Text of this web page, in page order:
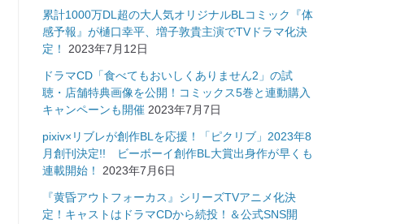
累計1000万DL超の大人気オリジナルBLコミック『体
感予報』が樋口幸平、増子敦貴主演でTVドラマ化決
定！
2023年7月12日
ドラマCD「食べてもおいしくありません2」の試
聴・店舗特典画像を公開！コミックス5巻と連動購入
キャンペーンも開催 2023年7月7日
pixiv×リブレが創作BLを応援！「ピクリブ」2023年8
月創刊決定!! ビーボーイ創作BL大賞出身作が早くも
連載開始！
2023年7月6日
『黄昏アウトフォーカス』シリーズTVアニメ化決
定！キャストはドラマCDから続投！＆公式SNS開